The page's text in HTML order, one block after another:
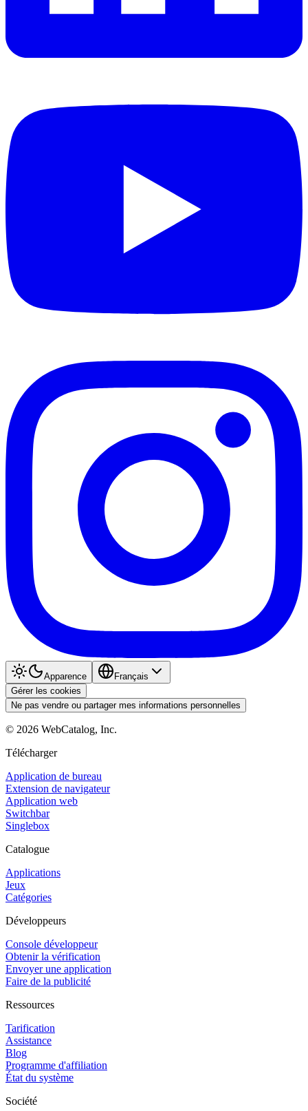
Apparence
Français
Gérer les cookies
Ne pas vendre ou partager mes informations personnelles
© 2026 WebCatalog, Inc.
Télécharger
Application de bureau
Extension de navigateur
Application web
Switchbar
Singlebox
Catalogue
Applications
Jeux
Catégories
Développeurs
Console développeur
Obtenir la vérification
Envoyer une application
Faire de la publicité
Ressources
Tarification
Assistance
Blog
Programme d'affiliation
État du système
Société